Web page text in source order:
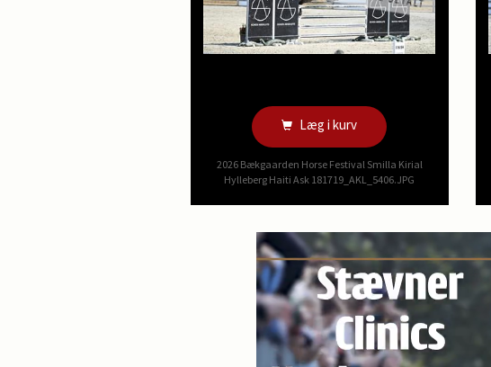
Læg i kurv
2026 Bækgaarden Horse Festival Smilla Kirial
Hylleberg Haiti Ask 181719_AKL_5406.JPG